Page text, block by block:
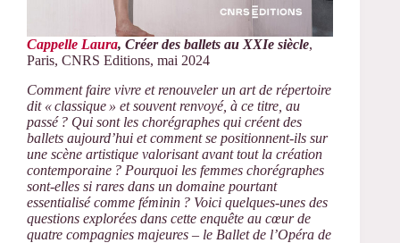
Cappelle Laura, Créer des ballets au XXIe siècle,
Paris, CNRS Editions, mai 2024
Comment faire vivre et renouveler un art de répertoire
dit « classique » et souvent renvoyé, à ce titre, au
passé ? Qui sont les chorégraphes qui créent des
ballets aujourd’hui et comment se positionnent-ils sur
une scène artistique valorisant avant tout la création
contemporaine ? Pourquoi les femmes chorégraphes
sont-elles si rares dans un domaine pourtant
essentialisé comme féminin ? Voici quelques-unes des
questions explorées dans cette enquête au cœur de
quatre compagnies majeures – le Ballet de l’Opéra de